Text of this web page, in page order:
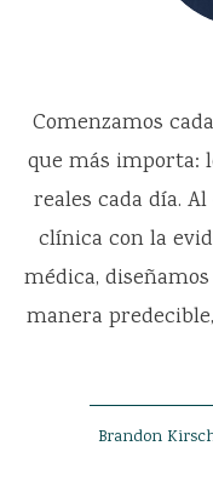
Comenzamos
que más importa:
reales cada día.
clínica con la
médica,
manera
Brandon